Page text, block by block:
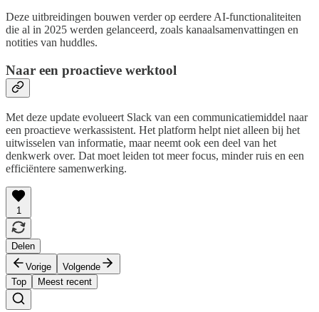
Deze uitbreidingen bouwen verder op eerdere AI-functionaliteiten
die al in 2025 werden gelanceerd, zoals kanaalsamenvattingen en
notities van huddles.
Naar een proactieve werktool
Met deze update evolueert Slack van een communicatiemiddel naar
een proactieve werkassistent. Het platform helpt niet alleen bij het
uitwisselen van informatie, maar neemt ook een deel van het
denkwerk over. Dat moet leiden tot meer focus, minder ruis en een
efficiëntere samenwerking.
1
Delen
Vorige
Volgende
Top
Meest recent